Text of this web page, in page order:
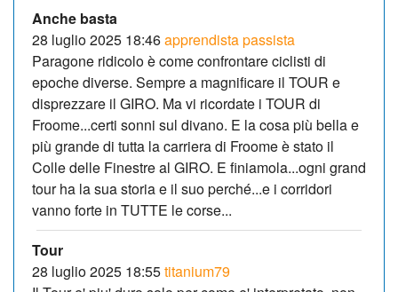
Anche basta
28 luglio 2025 18:46apprendista passista
Paragone ridicolo è come confrontare ciclisti di
epoche diverse. Sempre a magnificare il TOUR e
disprezzare il GIRO. Ma vi ricordate i TOUR di
Froome...certi sonni sul divano. E la cosa più bella e
più grande di tutta la carriera di Froome è stato il
Colle delle Finestre al GIRO. E finiamola...ogni grand
tour ha la sua storia e il suo perché...e i corridori
vanno forte in TUTTE le corse...
Tour
28 luglio 2025 18:55titanium79